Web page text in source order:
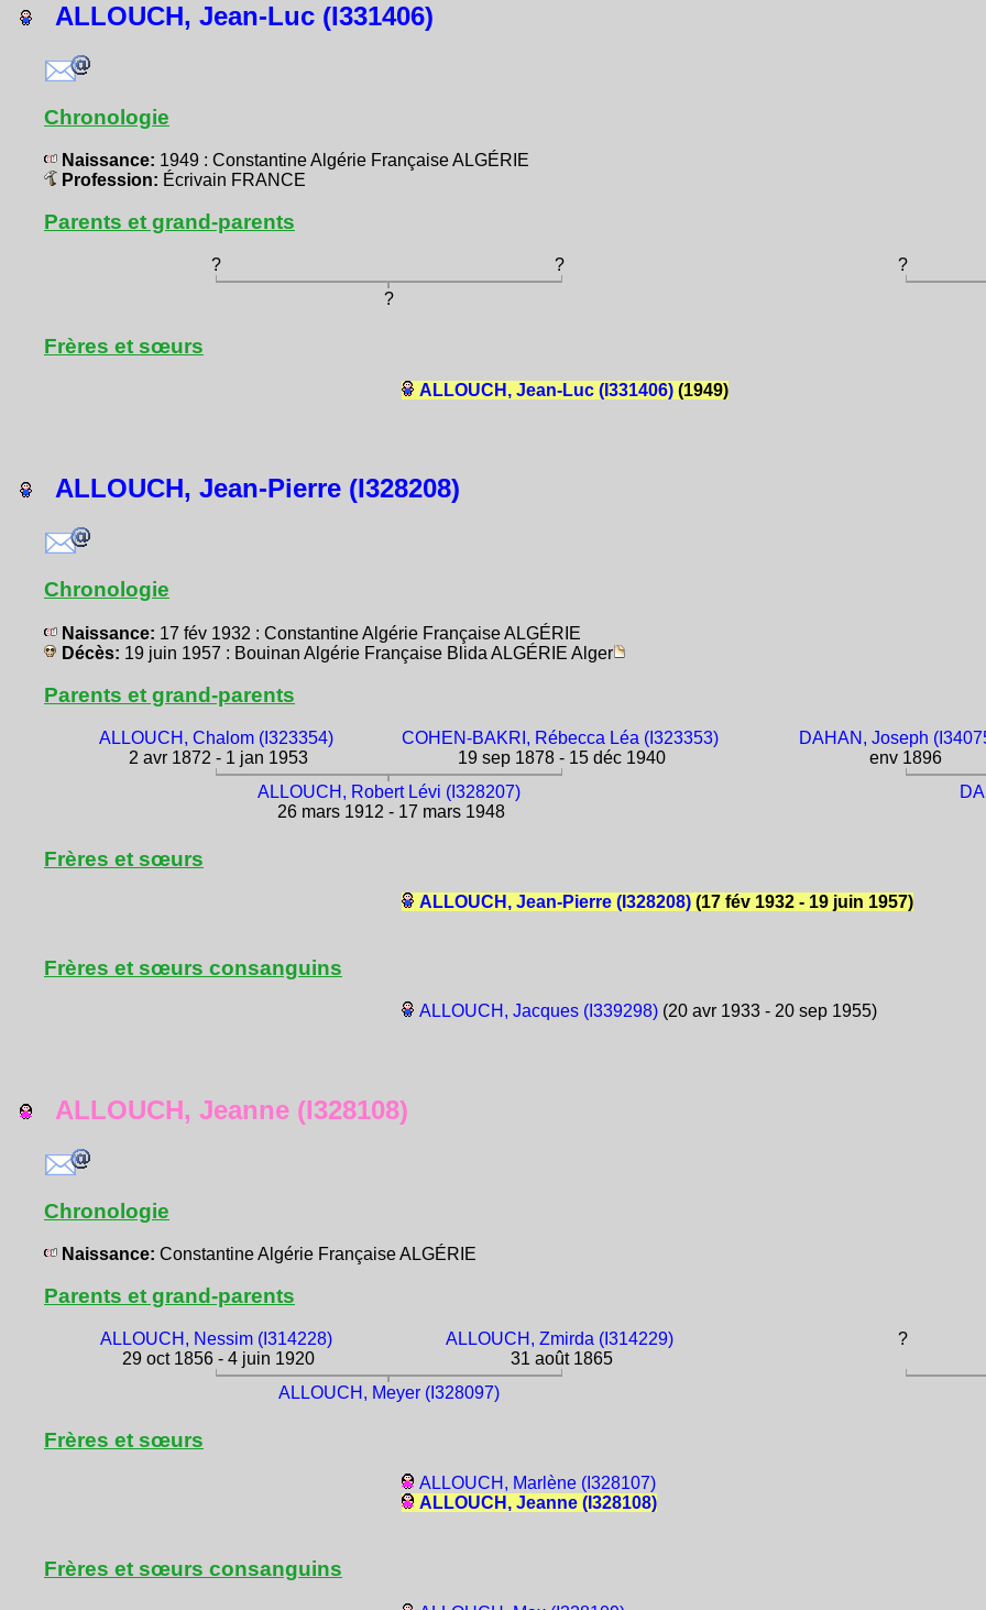
ALLOUCH, Jean-Luc (I331406)
Chronologie
Naissance: 1949 : Constantine Algérie Française ALGÉRIE
Profession: Écrivain FRANCE
Parents et grand-parents
? ?
?
?
Frères et sœurs
ALLOUCH, Jean-Luc (I331406) (1949)
ALLOUCH, Jean-Pierre (I328208)
Chronologie
Naissance: 17 fév 1932 : Constantine Algérie Française ALGÉRIE
Décès: 19 juin 1957 : Bouinan Algérie Française Blida ALGÉRIE Alger
Parents et grand-parents
ALLOUCH, Chalom (I323354)
2 avr 1872 - 1 jan 1953
COHEN-BAKRI, Rébecca Léa (I323353)
19 sep 1878 - 15 déc 1940
DAHAN, Joseph
env 1896
ALLOUCH, Robert Lévi (I328207)
26 mars 1912 - 17 mars 1948
Frères et sœurs
ALLOUCH, Jean-Pierre (I328208) (17 fév 1932 - 19 juin 1957)
Frères et sœurs consanguins
ALLOUCH, Jacques (I339298) (20 avr 1933 - 20 sep 1955)
ALLOUCH, Jeanne (I328108)
Chronologie
Naissance: Constantine Algérie Française ALGÉRIE
Parents et grand-parents
ALLOUCH, Nessim (I314228)
29 oct 1856 - 4 juin 1920
ALLOUCH, Zmirda (I314229)
31 août 1865
?
ALLOUCH, Meyer (I328097)
Frères et sœurs
ALLOUCH, Marlène (I328107)
ALLOUCH, Jeanne (I328108)
Frères et sœurs consanguins